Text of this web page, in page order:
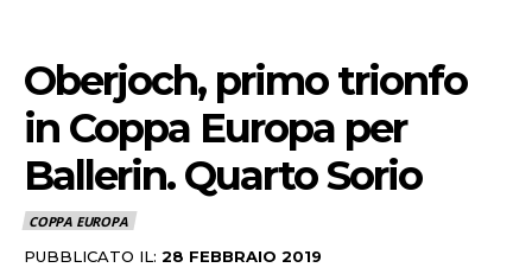
Oberjoch, primo trionfo
in Coppa Europa per
Ballerin. Quarto Sorio
COPPA EUROPA
PUBBLICATO IL: 28 FEBBRAIO 2019